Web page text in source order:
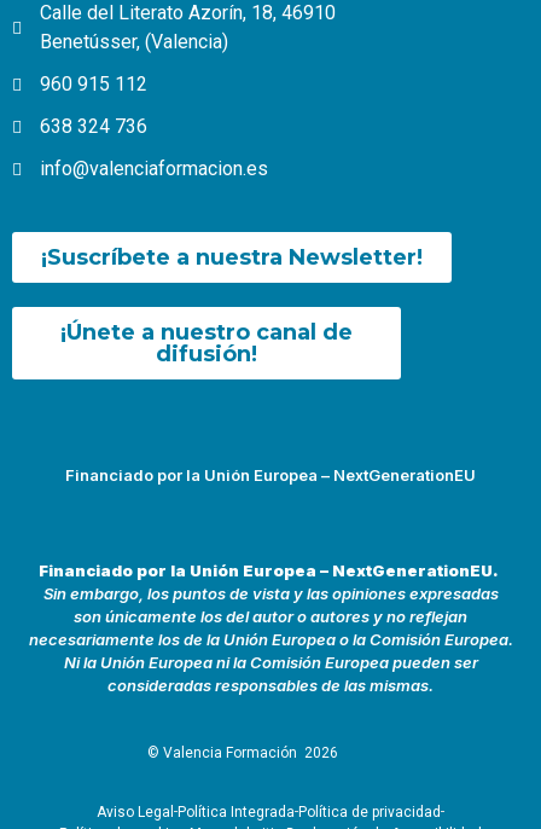
Calle del Literato Azorín, 18, 46910
Benetússer, (Valencia)
960 915 112
638 324 736
info@valenciaformacion.es
¡Suscríbete a nuestra Newsletter!
¡Únete a nuestro canal de
difusión!
Financiado por la Unión Europea – NextGenerationEU
Financiado por la Unión Europea – NextGenerationEU.
Sin embargo, los puntos de vista y las opiniones expresadas
son únicamente los del autor o autores y no reflejan
necesariamente los de la Unión Europea o la Comisión Europea.
Ni la Unión Europea ni la Comisión Europea pueden ser
consideradas responsables de las mismas.
© Valencia Formación 2026
Aviso Legal Política Integrada Política de privacidad